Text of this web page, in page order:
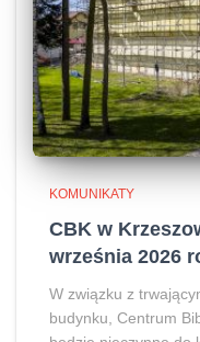
KOMUNIKATY
CBK w
września 2026
W związku z
budynku, Centrum